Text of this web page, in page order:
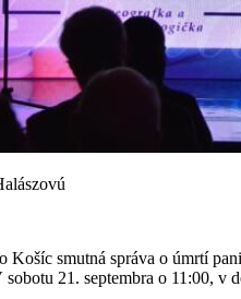
smutná správa o úmrtí
21. septembra o 11:00, v